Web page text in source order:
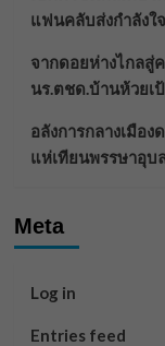
แฟนคลับส่งกำลังใ
จากดอยห่างไกล
นร.ตชด.บ้านห้วยเ
อลังการกลางเมือ
แห่เทียนพรรษาอุบ
Meta
Log in
Entries feed